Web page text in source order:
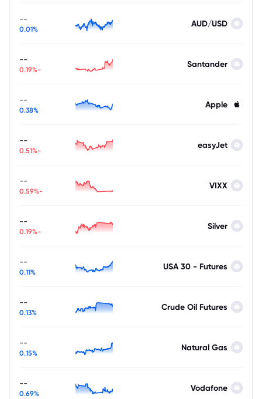
AUD/USD
--
0.01%
Santander
--
-0.19%
Apple
--
0.38%
easyJet
--
-0.51%
VIXX
--
-0.59%
Silver
--
-0.19%
USA 30 - Futures
--
0.11%
Crude Oil Futures
--
0.13%
Natural Gas
--
0.15%
Vodafone
--
0.69%